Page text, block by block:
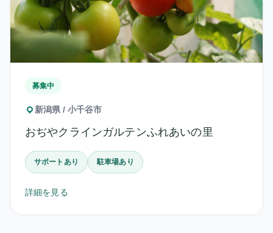
募集中
新潟県 / 小千谷市
おぢやクラインガルテンふれあいの里
サポートあり 駐車場あり
詳細を見る